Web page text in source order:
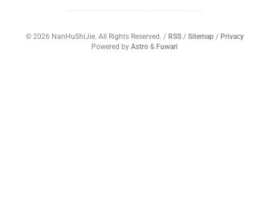
© 2026 NanHuShiJie. All Rights Reserved. / RSS/ Sitemap/ Privacy
Powered by Astro & Fuwari